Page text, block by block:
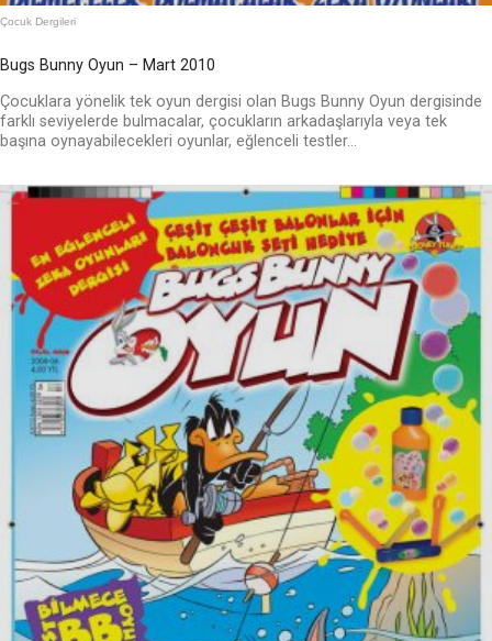
Çocuk Dergileri
Bugs Bunny Oyun – Mart 2010
Çocuklara yönelik tek oyun dergisi olan Bugs Bunny Oyun dergisinde
farklı seviyelerde bulmacalar, çocukların arkadaşlarıyla veya tek
başına oynayabilecekleri oyunlar, eğlenceli testler...